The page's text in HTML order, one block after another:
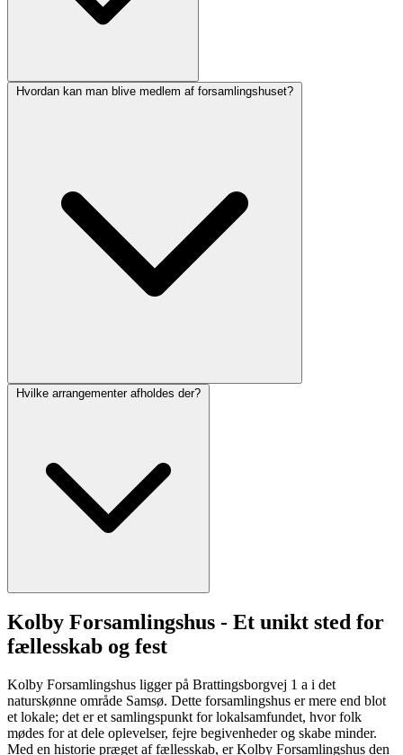
Hvordan kan man blive medlem af forsamlingshuset?
Hvilke arrangementer afholdes der?
Kolby Forsamlingshus - Et unikt sted for
fællesskab og fest
Kolby Forsamlingshus ligger på Brattingsborgvej 1 a i det
naturskønne område Samsø. Dette forsamlingshus er mere end blot
et lokale; det er et samlingspunkt for lokalsamfundet, hvor folk
mødes for at dele oplevelser, fejre begivenheder og skabe minder.
Med en historie præget af fællesskab, er Kolby Forsamlingshus den